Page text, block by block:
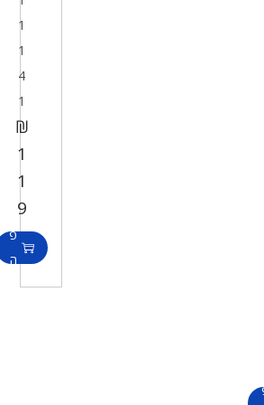
1
1
4
1
₪
1
1
9
פ
ה